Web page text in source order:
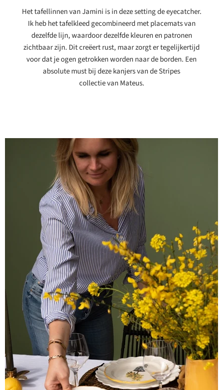
Het tafellinnen van Jamini is in deze setting de eyecatcher.
Ik heb het tafelkleed gecombineerd met placemats van
dezelfde lijn, waardoor dezelfde kleuren en patronen
zichtbaar zijn. Dit creëert rust, maar zorgt er tegelijkertijd
voor dat je ogen getrokken worden naar de borden. Een
absolute must bij deze kanjers van de Stripes
collectie van Mateus.